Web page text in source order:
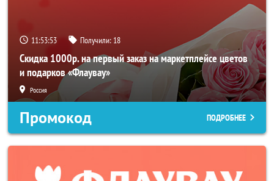
11:53:53 Получили: 18
Скидка 1000р. на первый заказ на маркетплейсе цветов
и подарков «Флаувау»
Россия
Промокод ПОДРОБНЕЕ